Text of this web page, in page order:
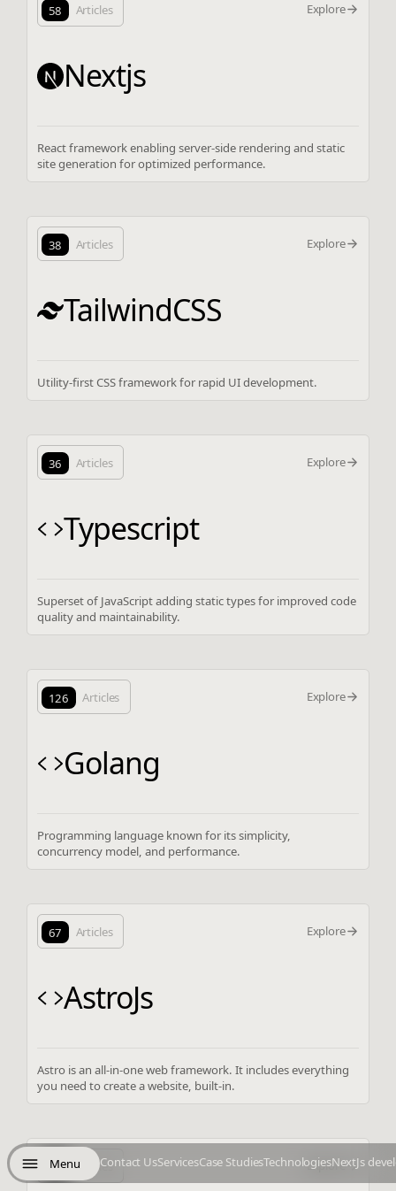
Menu Contact UsServicesCase StudiesTechnologiesNextJs
58 Articles Explore
Nextjs
React framework enabling server-side rendering and static
site generation for optimized performance.
38 Articles Explore
TailwindCSS
Utility-first CSS framework for rapid UI development.
36 Articles Explore
Typescript
Superset of JavaScript adding static types for improved code
quality and maintainability.
126 Articles Explore
Golang
Programming language known for its simplicity,
concurrency model, and performance.
67 Articles Explore
AstroJs
Astro is an all-in-one web framework. It includes everything
you need to create a website, built-in.
38 Articles Explore